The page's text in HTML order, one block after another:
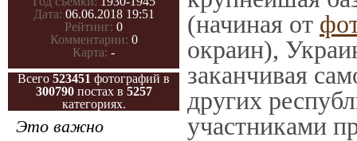
Дата: 06.06.2018 19:51
Рейтинг: 0
Комментарии: 0
Карта: -
Всего 523451 фотографий в
300790постах в 5257
категориях.
Это важно
(начиная от
окраин),
заканчивая
других
участниками